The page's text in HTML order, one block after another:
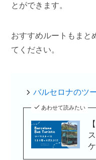
とができます。
おすすめルートもまと
てください。
バルセロナのツ
あわせて読みたい